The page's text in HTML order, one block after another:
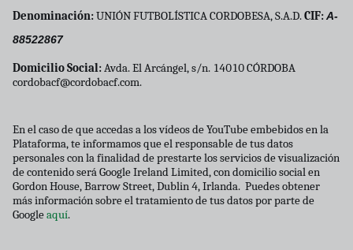
Denominación:UNIÓN FUTBOLÍSTICA CORDOBESA, S.A.D.CIF:A-
88522867
Domicilio Social:Avda. El Arcángel, s/n. 14010 CÓRDOBA
cordobacf@cordobacf.com.
En el caso de que accedas a los vídeos de YouTube embebidos en la
Plataforma, te informamos que el responsable de tus datos
personales con la finalidad de prestarte los servicios de visualización
de contenido será Google Ireland Limited, con domicilio social en
Gordon House, Barrow Street, Dublin 4, Irlanda. Puedes obtener
más información sobre el tratamiento de tus datos por parte de
Googleaquí.